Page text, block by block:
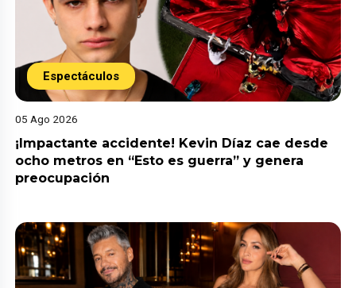
Espectáculos
05 Ago 2026
¡Impactante accidente! Kevin Díaz cae desde
ocho metros en “Esto es guerra” y genera
preocupación